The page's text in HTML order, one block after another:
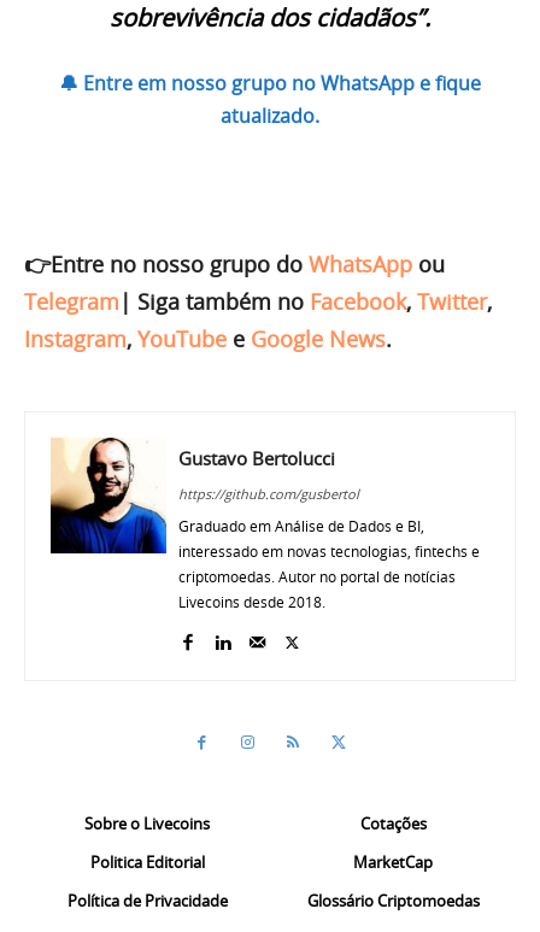
sobrevivência dos cidadãos”.
🔔 Entre em nosso grupo no WhatsApp e fique
atualizado.
👉Entre no nosso grupo do WhatsApp ou
Telegram | Siga também no Facebook, Twitter,
Instagram, YouTube e Google News.
Gustavo Bertolucci
https://github.com/gusbertol
Graduado em Análise de Dados e BI,
interessado em novas tecnologias, fintechs e
criptomoedas. Autor no portal de notícias
Livecoins desde 2018.
Sobre o Livecoins
Politica Editorial
Política de Privacidade
Cotações
MarketCap
Glossário Criptomoedas